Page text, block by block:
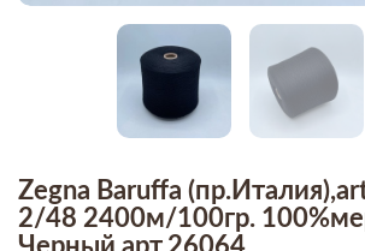
Zegna Baruffa
2/48 2400м/100гр.